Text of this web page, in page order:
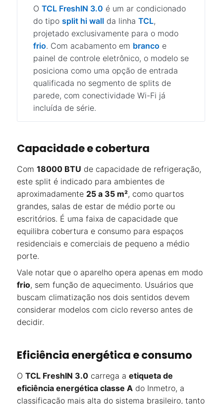
O TCL FreshIN 3.0 é um ar condicionado
do tipo split hi wall da linha TCL,
projetado exclusivamente para o modo
frio. Com acabamento em branco e
painel de controle eletrônico, o modelo se
posiciona como uma opção de entrada
qualificada no segmento de splits de
parede, com conectividade Wi-Fi já
incluída de série.
Capacidade e cobertura
Com 18000 BTU de capacidade de refrigeração,
este split é indicado para ambientes de
aproximadamente 25 a 35 m², como quartos
grandes, salas de estar de médio porte ou
escritórios. É uma faixa de capacidade que
equilibra cobertura e consumo para espaços
residenciais e comerciais de pequeno a médio
porte.
Vale notar que o aparelho opera apenas em modo
frio, sem função de aquecimento. Usuários que
buscam climatização nos dois sentidos devem
considerar modelos com ciclo reverso antes de
decidir.
Eficiência energética e consumo
O TCL FreshIN 3.0 carrega a etiqueta de
eficiência energética classe A do Inmetro, a
classificação mais alta do sistema brasileiro, tanto